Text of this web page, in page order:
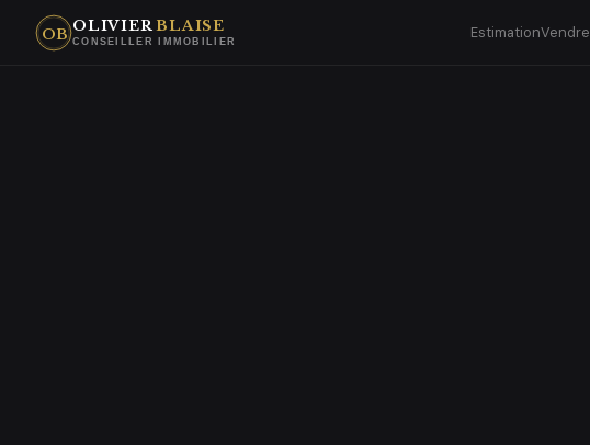
OB OLIVIERBLAISE
CONSEILLER IMMOBILIER EstimationVendre